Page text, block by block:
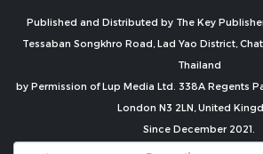
Published and Distributed by The Key
Tessaban Songkhro Road, Lad Yao District,
Thailand
by Permission of Lup Media Ltd. 338A Regents
London N3 2LN, United
Since December 2021.